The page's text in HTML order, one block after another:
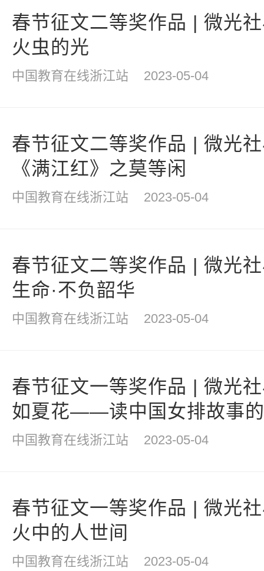
春节征文二等奖作品 | 微光
火虫的光
中国教育在线浙江站 2023-05-04
春节征文二等奖作品 | 微光
《满江红》之莫等闲
中国教育在线浙江站 2023-05-04
春节征文二等奖作品 | 微光
生命·不负韶华
中国教育在线浙江站 2023-05-04
春节征文一等奖作品 | 微光
如夏花——读中国女排故事
中国教育在线浙江站 2023-05-04
春节征文一等奖作品 | 微光
火中的人世间
中国教育在线浙江站 2023-05-04